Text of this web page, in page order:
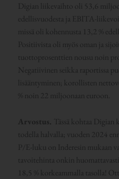
Digian liikevaihto oli 53,6
edellisvuodesta ja EBITA-
missä oli kohennusta 13,2 %
Positiivista oli myös oman ja
tuottoprosenttien nousu noin
Negatiivinen seikka raportissa
lisääntyminen; korollisten
% noin 22 miljoonaan euroon.
Arvostus. Tässä kohtaa Digian
todella halvalla; vuoden 2024
P/E-luku on Inderesin mukaan
tavoitehinta onkin
18,5 % korkeammalla tasolla!